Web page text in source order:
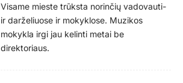
Visame mieste trūksta norinčių vadovauti-
ir darželiuose ir mokyklose. Muzikos
mokykla irgi jau kelinti metai be
direktoriaus.